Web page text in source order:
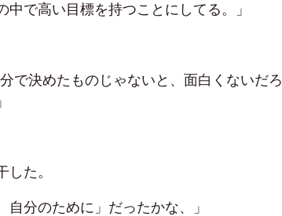
で高い目標を持つことにしてる。」
で決めたものじゃないと、面白くないだろ
た。
自分のために」だったかな、」